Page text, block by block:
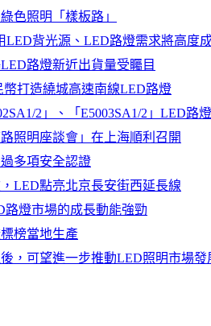
色照明「樣板路」
LED背光源、LED路燈需求將高度
路燈新近出貨量受矚目
幣打造繞城高速南線LED路燈
2」、「E5003SA1/2」LED路燈
照明座談會」在上海順利召開
多項安全認證
LED點亮北京長安街西延長線
燈市場的成長動能強勁
榜當地生產
，可望進一步推動LED照明市場發